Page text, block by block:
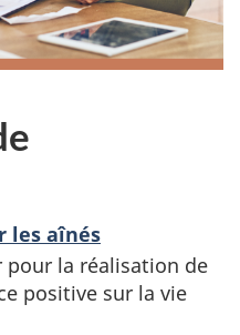
les aînés
la réalisation de
positive sur la vie